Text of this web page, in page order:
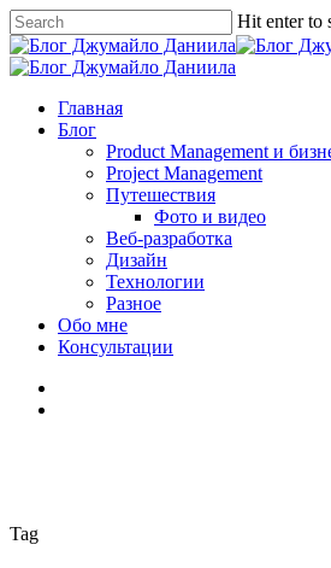
Skip
to
main
Hit enter to
Close
Search
search
Menu
Главная
Блог
Product Management и
Project Management
Путешествия
Фото и видео
Веб-разработка
Дизайн
Технологии
Разное
Обо мне
Консультации
Tag